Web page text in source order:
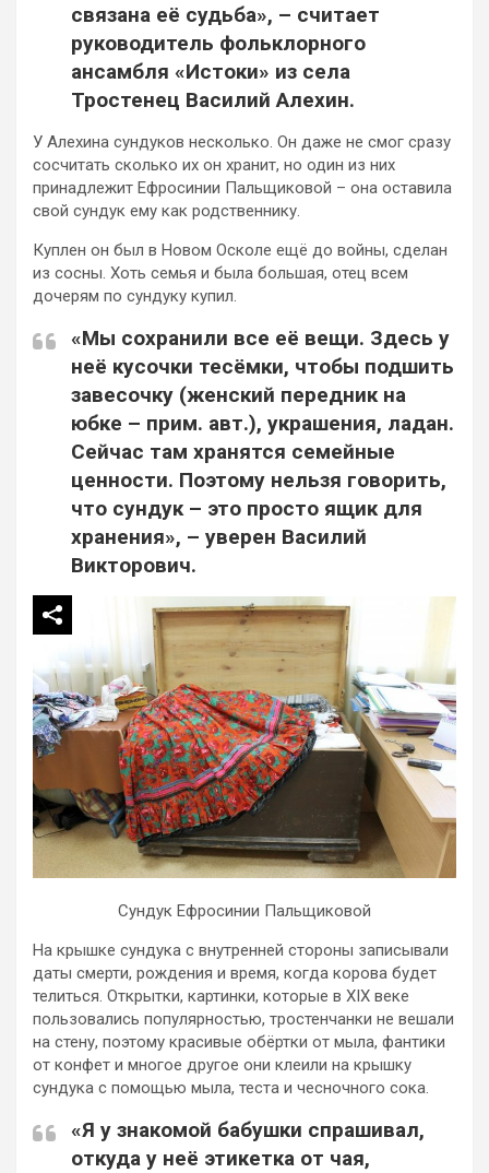
связана её судьба», – считает
руководитель фольклорного
ансамбля «Истоки» из села
Тростенец Василий Алехин.
У Алехина сундуков несколько. Он даже не смог сразу
сосчитать сколько их он хранит, но один из них
принадлежит Ефросинии Пальщиковой – она оставила
свой сундук ему как родственнику.
Куплен он был в Новом Осколе ещё до войны, сделан
из сосны. Хоть семья и была большая, отец всем
дочерям по сундуку купил.
«Мы сохранили все её вещи. Здесь у
неё кусочки тесёмки, чтобы подшить
завесочку (женский передник на
юбке – прим. авт.), украшения, ладан.
Сейчас там хранятся семейные
ценности. Поэтому нельзя говорить,
что сундук – это просто ящик для
хранения», – уверен Василий
Викторович.
Сундук Ефросинии Пальщиковой
На крышке сундука с внутренней стороны записывали
даты смерти, рождения и время, когда корова будет
телиться. Открытки, картинки, которые в XIX веке
пользовались популярностью, тростенчанки не вешали
на стену, поэтому красивые обёртки от мыла, фантики
от конфет и многое другое они клеили на крышку
сундука с помощью мыла, теста и чесночного сока.
«Я у знакомой бабушки спрашивал,
откуда у неё этикетка от чая,